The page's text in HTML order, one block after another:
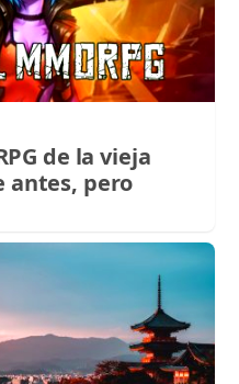
de la vieja
antes, pero